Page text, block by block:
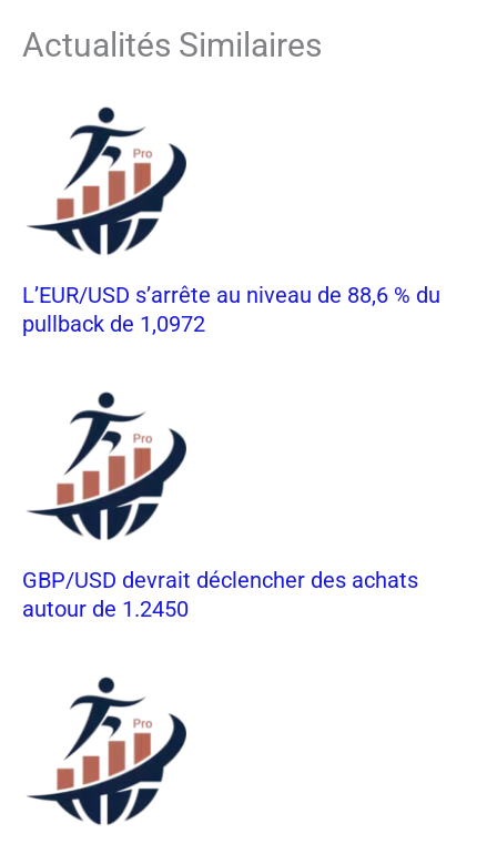
Actualités Similaires
L’EUR/USD s’arrête au niveau de 88,6 % du
pullback de 1,0972
GBP/USD devrait déclencher des achats
autour de 1.2450